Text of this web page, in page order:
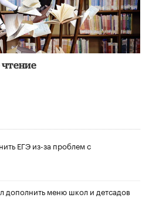
ЕГЭ из-за проблем с
дополнить меню школ и детсадов